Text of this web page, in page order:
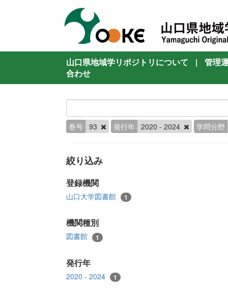
山口県地域学リポジトリについて |
管理
合わせ
巻号 93 発行年 2020 - 2024 学問分野
絞り込み
登録機関
山口大学図書館 1
機関種別
図書館 1
発行年
2020 - 2024 1